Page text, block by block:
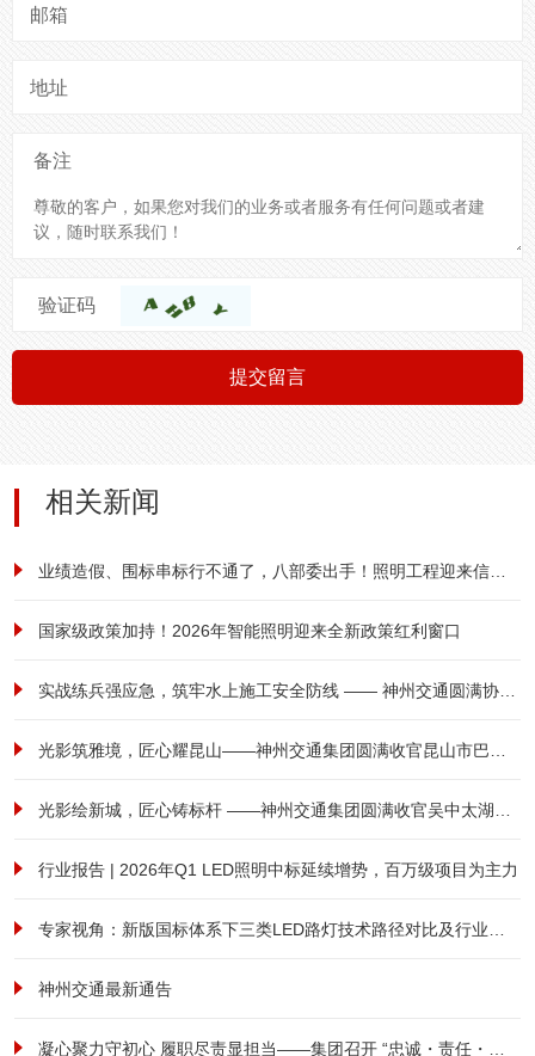
邮箱
地址
备注
验证码
提交留言
相关新闻
国家级政策加持！2026年智能照明迎来全新政策红利窗口
行业报告 | 2026年Q1 LED照明中标延续增势，百万级项目为主力
神州交通最新通告